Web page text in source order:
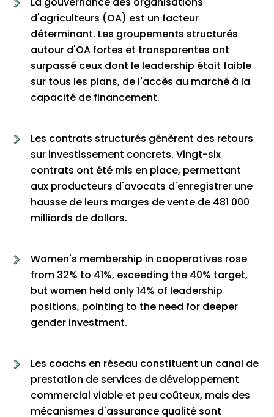
d'agriculteurs (OA) est un facteur
déterminant. Les groupements structurés
autour d'OA fortes et transparentes ont
surpassé ceux dont le leadership était faible
sur tous les plans, de l'accès au marché à la
capacité de financement.
Les contrats structurés génèrent des retours
sur investissement concrets. Vingt-six
contrats ont été mis en place, permettant
aux producteurs d'avocats d'enregistrer une
hausse de leurs marges de vente de 481 000
milliards de dollars.
Women's membership in cooperatives rose
from 32% to 41%, exceeding the 40% target,
but women held only 14% of leadership
positions, pointing to the need for deeper
gender investment.
Les coachs en réseau constituent un canal de
prestation de services de développement
commercial viable et peu coûteux, mais des
mécanismes d'assurance qualité sont